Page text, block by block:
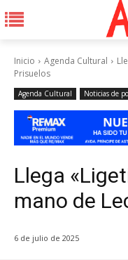
Inicio Agenda Cultural
Prisuelos
Agenda Cultural Noticias de
Llega
mano de
6 de julio de 2025